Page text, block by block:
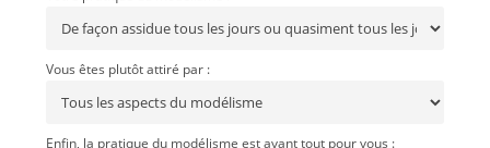
Vous êtes plutôt attiré par :
Enfin, la pratique du modélisme est avant tout pour vous :